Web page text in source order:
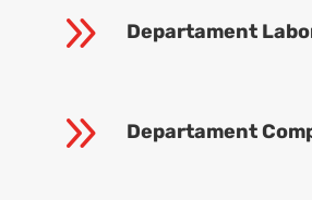
9 Departament
9 Departament